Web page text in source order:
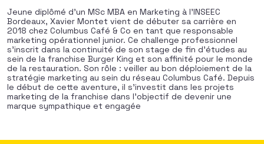
Jeune diplômé d’un MSc MBA en Marketing à l’INSEEC
Bordeaux, Xavier Montet vient de débuter sa carrière en
2018 chez Columbus Café & Co en tant que responsable
marketing opérationnel junior. Ce challenge professionnel
s’inscrit dans la continuité de son stage de fin d’études au
sein de la franchise Burger King et son affinité pour le monde
de la restauration. Son rôle : veiller au bon déploiement de la
stratégie marketing au sein du réseau Columbus Café. Depuis
le début de cette aventure, il s’investit dans les projets
marketing de la franchise dans l’objectif de devenir une
marque sympathique et engagée